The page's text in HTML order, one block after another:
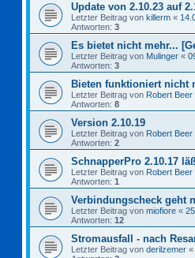
Update von 2.10.23 auf
Letzter Beitrag von killerm «
Antworten: 3
Es bietet nicht mehr...
Letzter Beitrag von Mulinger «
Antworten: 3
Bieten funktioniert nicht
Letzter Beitrag von Robert Beer
Antworten: 8
Version 2.10.19
Letzter Beitrag von Robert Beer
Antworten: 2
SchnapperPro 2.10.17
Letzter Beitrag von Robert Beer
Antworten: 1
Verbindungscheck geht
Letzter Beitrag von miofiore «
Antworten: 12
Stromausfall - nach
Letzter Beitrag von derilzemer «